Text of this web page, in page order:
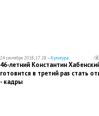
24 сентября 2018, 17:28 —Культура
​46-летний Константин
готовится в третий раз стать
- кадры